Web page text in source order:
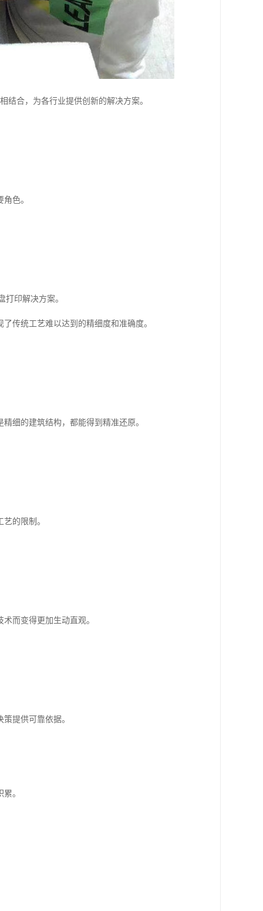
结合，为各行业提供创新的解决方案。
色。
印解决方案。
传统工艺难以达到的精细度和准确度。
细的建筑结构，都能得到精准还原。
的限制。
而变得更加生动直观。
提供可靠依据。
。